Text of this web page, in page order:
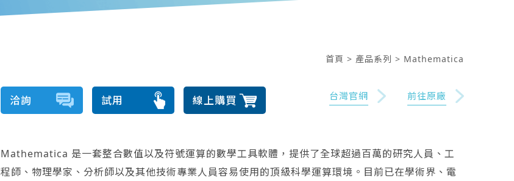
首頁 > 產品系列 > Mathematica
洽詢 試用 線上購買 前往原廠
台灣官網
Mathematica 是一套整合數值以及符號運算的數學工具軟體，提供了全球超過百萬的研究人員、工
程師、物理學家、分析師以及其他技術專業人員容易使用的頂級科學運算環境。目前已在學術界、電